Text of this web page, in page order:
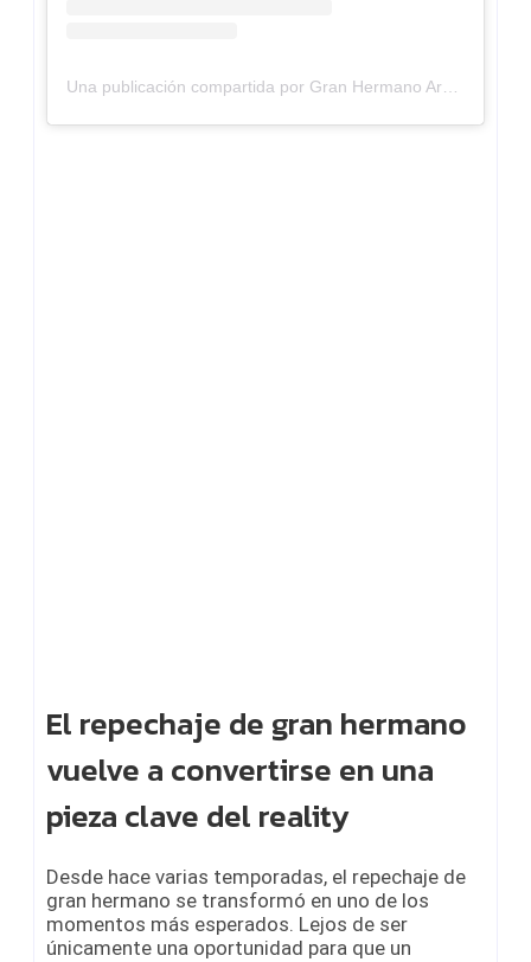
El repechaje de gran hermano
vuelve a convertirse en una
pieza clave del reality
Desde hace varias temporadas, el repechaje de
gran hermano se transformó en uno de los
momentos más esperados. Lejos de ser
únicamente una oportunidad para que un